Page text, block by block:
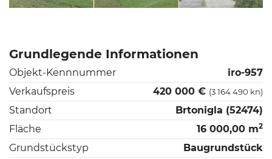
Grundlegende Informationen
Objekt-Kennnummer
iro-957
Verkaufspreis
420 000 € (3 164 490 kn)
Standort
Brtonigla (52474)
Fläche
16 000,00 m2
Grundstückstyp
Baugrundstück